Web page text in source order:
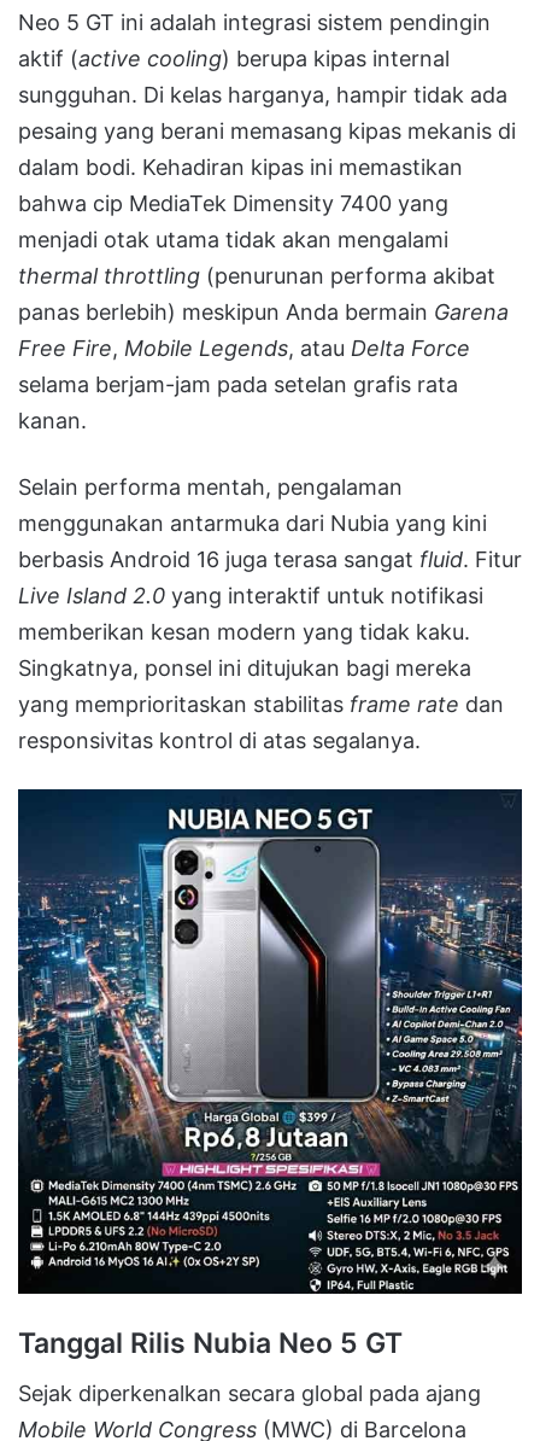
Neo 5 GT ini adalah integrasi sistem pendingin
aktif (active cooling) berupa kipas internal
sungguhan. Di kelas harganya, hampir tidak ada
pesaing yang berani memasang kipas mekanis di
dalam bodi. Kehadiran kipas ini memastikan
bahwa cip MediaTek Dimensity 7400 yang
menjadi otak utama tidak akan mengalami
thermal throttling (penurunan performa akibat
panas berlebih) meskipun Anda bermain Garena
Free Fire, Mobile Legends, atau Delta Force
selama berjam-jam pada setelan grafis rata
kanan.
Selain performa mentah, pengalaman
menggunakan antarmuka dari Nubia yang kini
berbasis Android 16 juga terasa sangat fluid. Fitur
Live Island 2.0 yang interaktif untuk notifikasi
memberikan kesan modern yang tidak kaku.
Singkatnya, ponsel ini ditujukan bagi mereka
yang memprioritaskan stabilitas frame rate dan
responsivitas kontrol di atas segalanya.
Tanggal Rilis Nubia Neo 5 GT
Sejak diperkenalkan secara global pada ajang
Mobile World Congress (MWC) di Barcelona